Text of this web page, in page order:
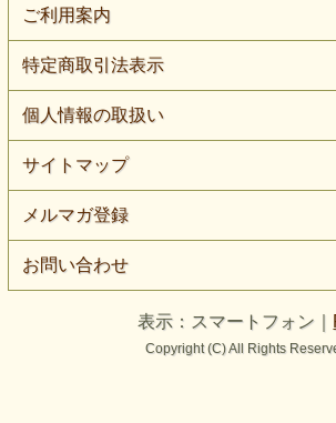
ご利用案内
特定商取引法表示
個人情報の取扱い
サイトマップ
メルマガ登録
お問い合わせ
表示：スマートフォン｜
Copyright (C) All Rights